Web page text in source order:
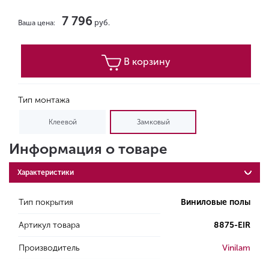
Ваша цена: 7 796 руб.
В корзину
Тип монтажа
Клеевой Замковый
Информация о товаре
Характеристики
Тип покрытия Виниловые полы
Артикул товара 8875-EIR
Производитель Vinilam